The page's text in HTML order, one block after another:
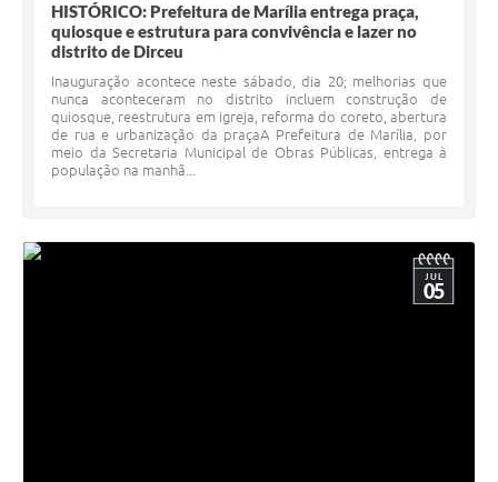
HISTÓRICO: Prefeitura de Marília entrega praça,
quiosque e estrutura para convivência e lazer no
distrito de Dirceu
Inauguração acontece neste sábado, dia 20; melhorias que
nunca aconteceram no distrito incluem construção de
quiosque, reestrutura em igreja, reforma do coreto, abertura
de rua e urbanização da praçaA Prefeitura de Marília, por
meio da Secretaria Municipal de Obras Públicas, entrega à
população na manhã...
JUL
05